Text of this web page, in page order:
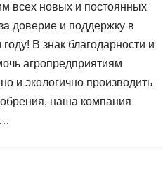
всех новых и постоянных
доверие и поддержку в
В знак благодарности и
агропредприятиям
и экологично производить
наша компания